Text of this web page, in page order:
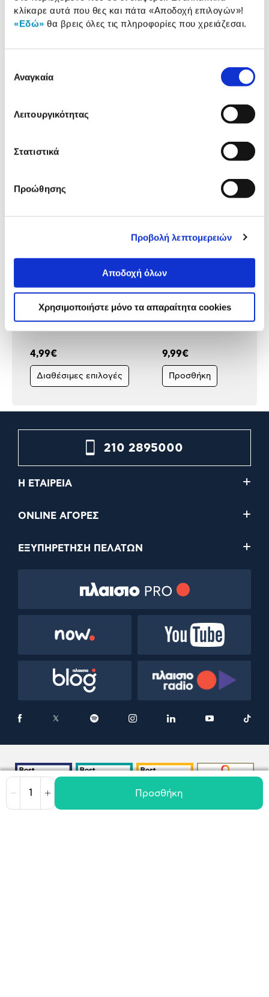
κλίκαρε αυτά που θες και πάτα «Αποδοχή επιλογών»!
«Εδώ» θα βρεις όλες τις πληροφορίες που χρειάζεσαι.
συγκατάθεσης
Αναγκαία
Λειτουργικότητας
Στατιστικά
Προώθησης
Προβολή λεπτομερειών
Αποδοχή όλων
Χρησιμοποιήστε μόνο τα απαραίτητα cookies
Μείωση Αύξηση Προσθήκη
Αναλυτική
Αναλυτική παρουσίαση
προϊόντος
Αξιολογήσεις
Δες τι κλίκαραν όσοι είδαν το ίδιο
Sentio Καλάθι Αχρήστων
4,99€
Διαθέσιμες επιλογές
Leitz Καλάθι Αχρήστων
9,99€
Προσθήκη
210 2895000
Η ΕΤΑΙΡΕΙΑ
ONLINE ΑΓΟΡΕΣ
ΕΞΥΠΗΡΕΤΗΣΗ ΠΕΛΑΤΩΝ